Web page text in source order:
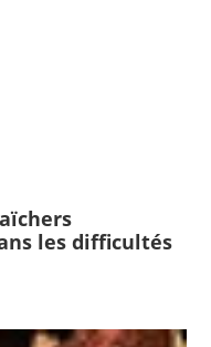
les difficultés